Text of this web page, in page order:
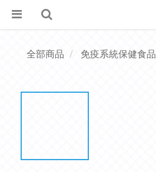
全部商品 免疫系統保健食品